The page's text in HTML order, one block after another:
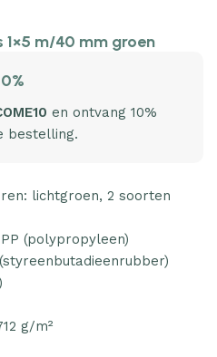
1×5 m/40 mm groen
en ontvang 10%
bestelling.
lichtgroen, 2 soorten
(polypropyleen)
g/m²